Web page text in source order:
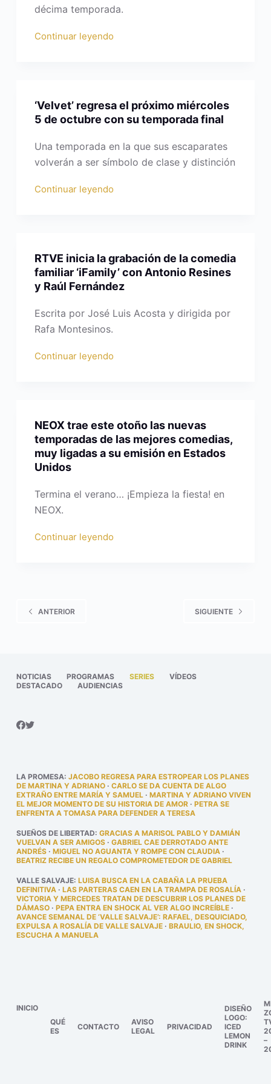
décima temporada.
Continuar leyendo
‘Velvet’ regresa el próximo miércoles
5 de octubre con su temporada final
Una temporada en la que sus escaparates
volverán a ser símbolo de clase y distinción
Continuar leyendo
RTVE inicia la grabación de la comedia
familiar ‘iFamily’ con Antonio Resines
y Raúl Fernández
Escrita por José Luis Acosta y dirigida por
Rafa Montesinos.
Continuar leyendo
NEOX trae este otoño las nuevas
temporadas de las mejores comedias,
muy ligadas a su emisión en Estados
Unidos
Termina el verano… ¡Empieza la fiesta! en
NEOX.
Continuar leyendo
ANTERIOR SIGUIENTE
NOTICIAS PROGRAMAS SERIES
VÍDEOS
DESTACADO
AUDIENCIAS
LA PROMESA: JACOBO REGRESA PARA ESTROPEAR LOS PLANES
DE MARTINA Y ADRIANO· CARLO SE DA CUENTA DE ALGO
EXTRAÑO ENTRE MARÍA Y SAMUEL· MARTINA Y ADRIANO VIVEN
EL MEJOR MOMENTO DE SU HISTORIA DE AMOR· PETRA SE
ENFRENTA A TOMASA PARA DEFENDER A TERESA
SUEÑOS DE LIBERTAD: GRACIAS A MARISOL PABLO Y DAMIÁN
VUELVAN A SER AMIGOS· GABRIEL CAE DERROTADO ANTE
ANDRÉS· MIGUEL NO AGUANTA Y ROMPE CON CLAUDIA·
BEATRIZ RECIBE UN REGALO COMPROMETEDOR DE GABRIEL
VALLE SALVAJE: LUISA BUSCA EN LA CABAÑA LA PRUEBA
DEFINITIVA· LAS PARTERAS CAEN EN LA TRAMPA DE ROSALÍA·
VICTORIA Y MERCEDES TRATAN DE DESCUBRIR LOS PLANES DE
DÁMASO· PEPA ENTRA EN SHOCK AL VER ALGO INCREÍBLE·
AVANCE SEMANAL DE ‘VALLE SALVAJE’: RAFAEL, DESQUICIADO,
EXPULSA A ROSALÍA DE VALLE SALVAJE· BRAULIO, EN SHOCK,
ESCUCHA A MANUELA
INICIO
QUÉ
ES
CONTACTO
AVISO
LEGAL
PRIVACIDAD
DISEÑO
LOGO:
ICED
LEMON
DRINK
–